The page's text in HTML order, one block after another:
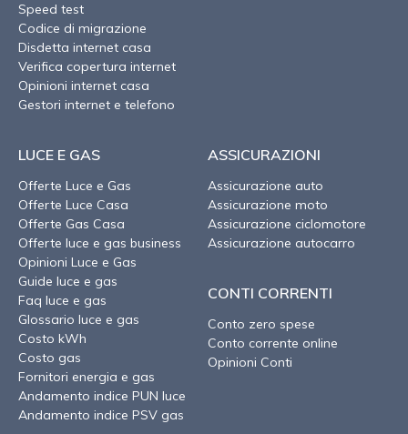
Speed test
Codice di migrazione
Disdetta internet casa
Verifica copertura internet
Opinioni internet casa
Gestori internet e telefono
LUCE E GAS
Offerte Luce e Gas
Offerte Luce Casa
Offerte Gas Casa
Offerte luce e gas business
Opinioni Luce e Gas
Guide luce e gas
Faq luce e gas
Glossario luce e gas
Costo kWh
Costo gas
Fornitori energia e gas
Andamento indice PUN luce
Andamento indice PSV gas
ASSICURAZIONI
Assicurazione auto
Assicurazione moto
Assicurazione ciclomotore
Assicurazione autocarro
CONTI CORRENTI
Conto zero spese
Conto corrente online
Opinioni Conti